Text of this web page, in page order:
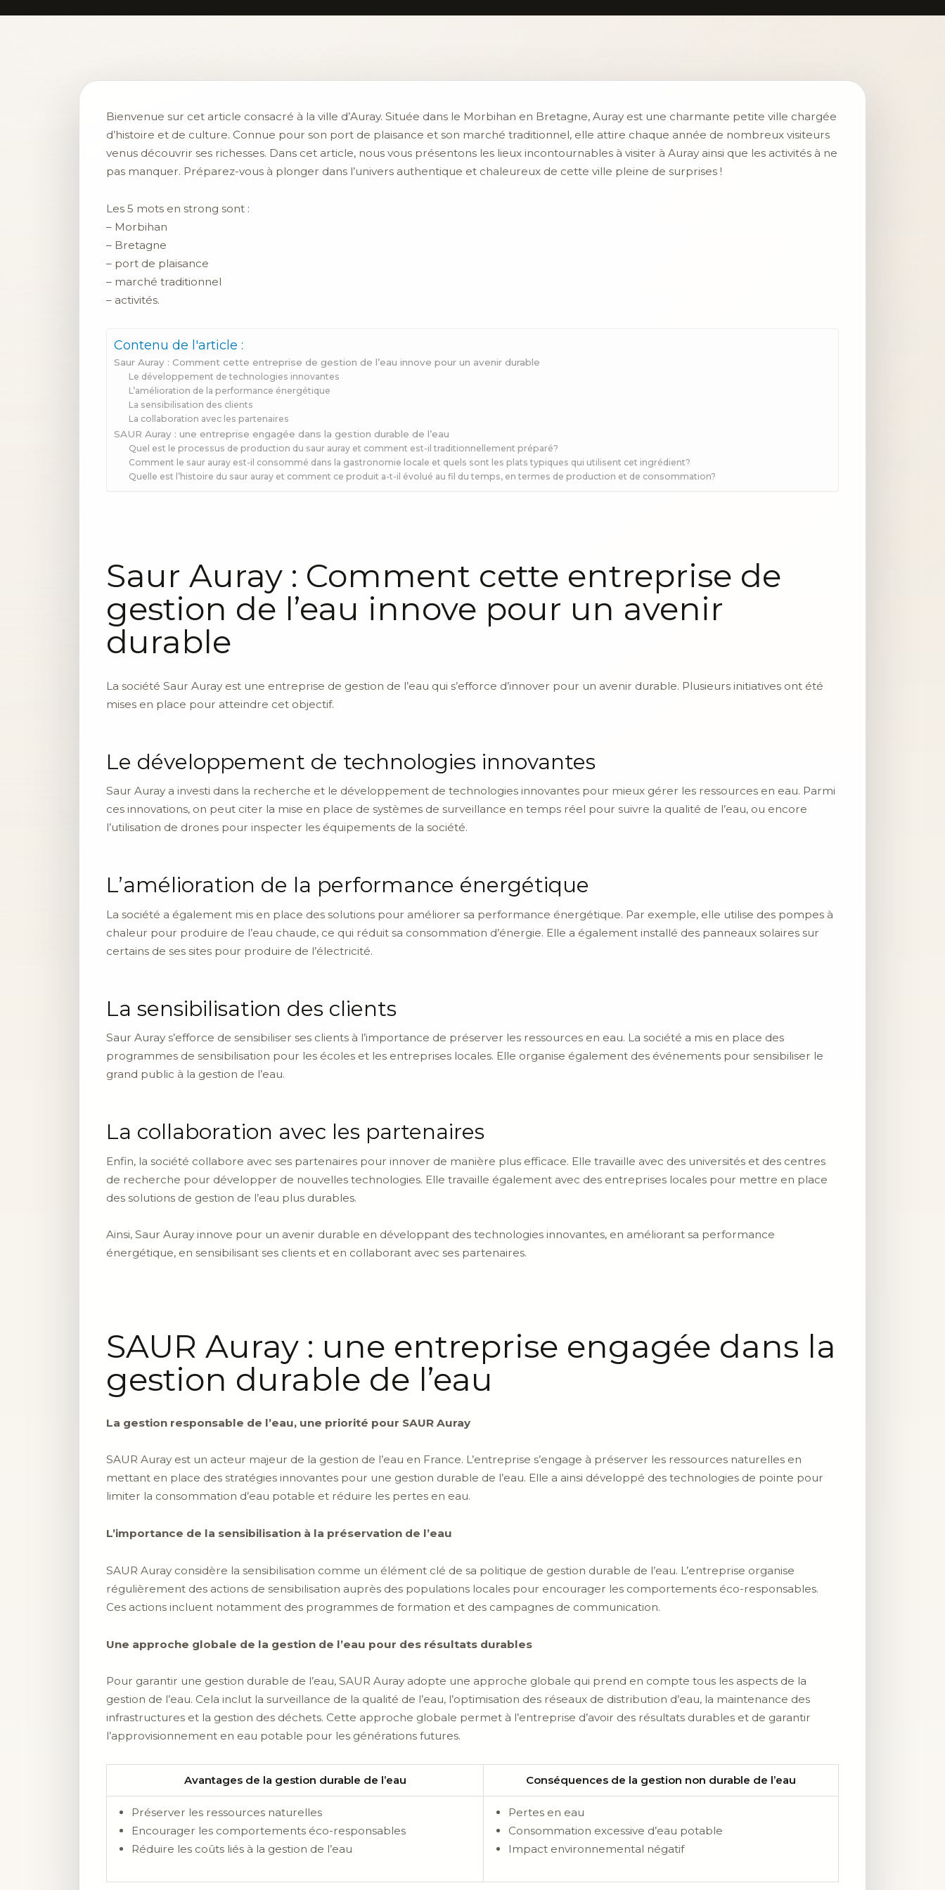
Bienvenue sur cet article consacré à la ville d’Auray. Située dans le Morbihan en Bretagne, Auray est une charmante petite ville chargée
d’histoire et de culture. Connue pour son port de plaisance et son marché traditionnel, elle attire chaque année de nombreux visiteurs
venus découvrir ses richesses. Dans cet article, nous vous présentons les lieux incontournables à visiter à Auray ainsi que les activités à ne
pas manquer. Préparez-vous à plonger dans l’univers authentique et chaleureux de cette ville pleine de surprises !
Les 5 mots en strong sont :
– Morbihan
– Bretagne
– port de plaisance
– marché traditionnel
– activités.
Contenu de l'article :
Saur Auray : Comment cette entreprise de gestion de l’eau innove pour un avenir durable
Le développement de technologies innovantes
L’amélioration de la performance énergétique
La sensibilisation des clients
La collaboration avec les partenaires
SAUR Auray : une entreprise engagée dans la gestion durable de l’eau
Quel est le processus de production du saur auray et comment est-il traditionnellement préparé?
Comment le saur auray est-il consommé dans la gastronomie locale et quels sont les plats typiques qui utilisent cet ingrédient?
Quelle est l’histoire du saur auray et comment ce produit a-t-il évolué au fil du temps, en termes de production et de consommation?
Saur Auray : Comment cette entreprise de
gestion de l’eau innove pour un avenir
durable
La société Saur Auray est une entreprise de gestion de l’eau qui s’efforce d’innover pour un avenir durable. Plusieurs initiatives ont été
mises en place pour atteindre cet objectif.
Le développement de technologies innovantes
Saur Auray a investi dans la recherche et le développement de technologies innovantes pour mieux gérer les ressources en eau. Parmi
ces innovations, on peut citer la mise en place de systèmes de surveillance en temps réel pour suivre la qualité de l’eau, ou encore
l’utilisation de drones pour inspecter les équipements de la société.
L’amélioration de la performance énergétique
La société a également mis en place des solutions pour améliorer sa performance énergétique. Par exemple, elle utilise des pompes à
chaleur pour produire de l’eau chaude, ce qui réduit sa consommation d’énergie. Elle a également installé des panneaux solaires sur
certains de ses sites pour produire de l’électricité.
La sensibilisation des clients
Saur Auray s’efforce de sensibiliser ses clients à l’importance de préserver les ressources en eau. La société a mis en place des
programmes de sensibilisation pour les écoles et les entreprises locales. Elle organise également des événements pour sensibiliser le
grand public à la gestion de l’eau.
La collaboration avec les partenaires
Enfin, la société collabore avec ses partenaires pour innover de manière plus efficace. Elle travaille avec des universités et des centres
de recherche pour développer de nouvelles technologies. Elle travaille également avec des entreprises locales pour mettre en place
des solutions de gestion de l’eau plus durables.
Ainsi, Saur Auray innove pour un avenir durable en développant des technologies innovantes, en améliorant sa performance
énergétique, en sensibilisant ses clients et en collaborant avec ses partenaires.
SAUR Auray : une entreprise engagée dans la
gestion durable de l’eau
La gestion responsable de l’eau, une priorité pour SAUR Auray
SAUR Auray est un acteur majeur de la gestion de l’eau en France. L’entreprise s’engage à préserver les ressources naturelles en
mettant en place des stratégies innovantes pour une gestion durable de l’eau. Elle a ainsi développé des technologies de pointe pour
limiter la consommation d’eau potable et réduire les pertes en eau.
L’importance de la sensibilisation à la préservation de l’eau
SAUR Auray considère la sensibilisation comme un élément clé de sa politique de gestion durable de l’eau. L’entreprise organise
régulièrement des actions de sensibilisation auprès des populations locales pour encourager les comportements éco-responsables.
Ces actions incluent notamment des programmes de formation et des campagnes de communication.
Une approche globale de la gestion de l’eau pour des résultats durables
Pour garantir une gestion durable de l’eau, SAUR Auray adopte une approche globale qui prend en compte tous les aspects de la
gestion de l’eau. Cela inclut la surveillance de la qualité de l’eau, l’optimisation des réseaux de distribution d’eau, la maintenance des
infrastructures et la gestion des déchets. Cette approche globale permet à l’entreprise d’avoir des résultats durables et de garantir
l’approvisionnement en eau potable pour les générations futures.
Avantages de la gestion durable de l’eau Conséquences de la gestion non durable de l’eau
Préserver les ressources naturelles
Encourager les comportements éco-responsables
Réduire les coûts liés à la gestion de l’eau
Pertes en eau
Consommation excessive d’eau potable
Impact environnemental négatif